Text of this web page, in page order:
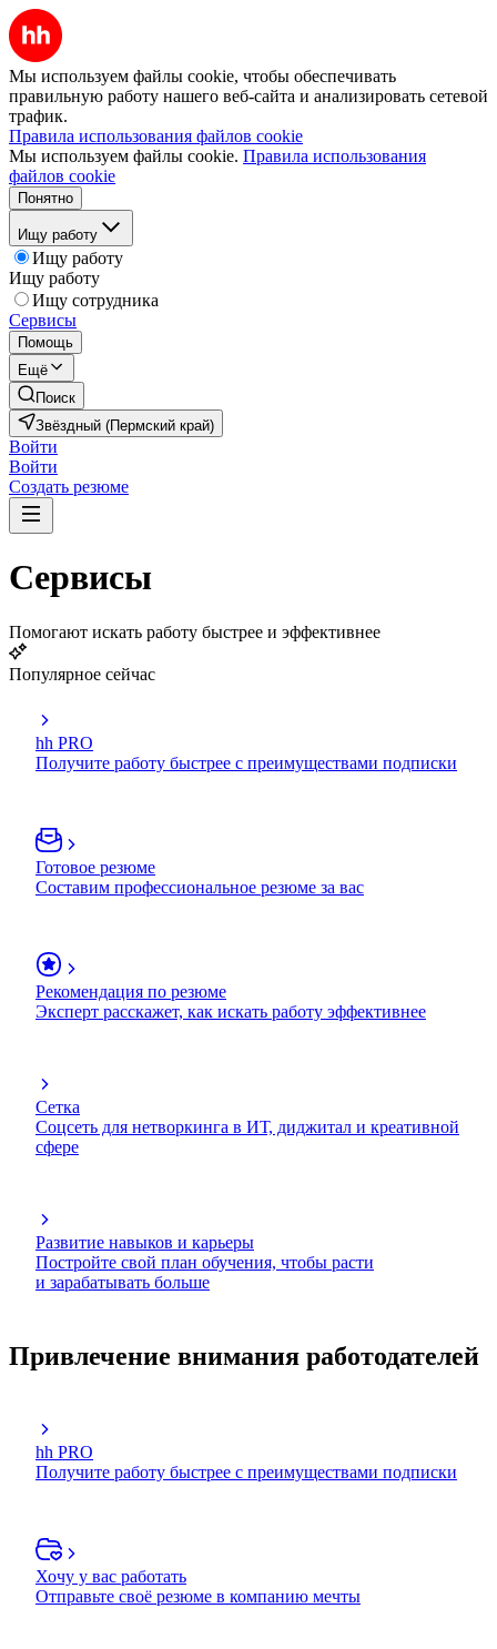
Мы используем файлы cookie, чтобы обеспечивать
правильную работу нашего веб-сайта и анализировать сетевой
трафик.
Правила использования файлов cookie
Мы используем файлы cookie. Правила использования
файлов cookie
Понятно
Ищу работу
Ищу работу
Ищу работу
Ищу сотрудника
Сервисы
Помощь
Ещё
Поиск
Звёздный (Пермский край)
Войти
Войти
Создать резюме
Сервисы
Помогают искать работу быстрее и эффективнее
Популярное сейчас
hh PRO
Получите работу быстрее с преимуществами подписки
Готовое резюме
Составим профессиональное резюме за вас
Рекомендация по резюме
Эксперт расскажет, как искать работу эффективнее
Сетка
Соцсеть для нетворкинга в ИТ, диджитал и креативной
сфере
Развитие навыков и карьеры
Постройте свой план обучения, чтобы расти
и зарабатывать больше
Привлечение внимания работодателей
hh PRO
Получите работу быстрее с преимуществами подписки
Хочу у вас работать
Отправьте своё резюме в компанию мечты